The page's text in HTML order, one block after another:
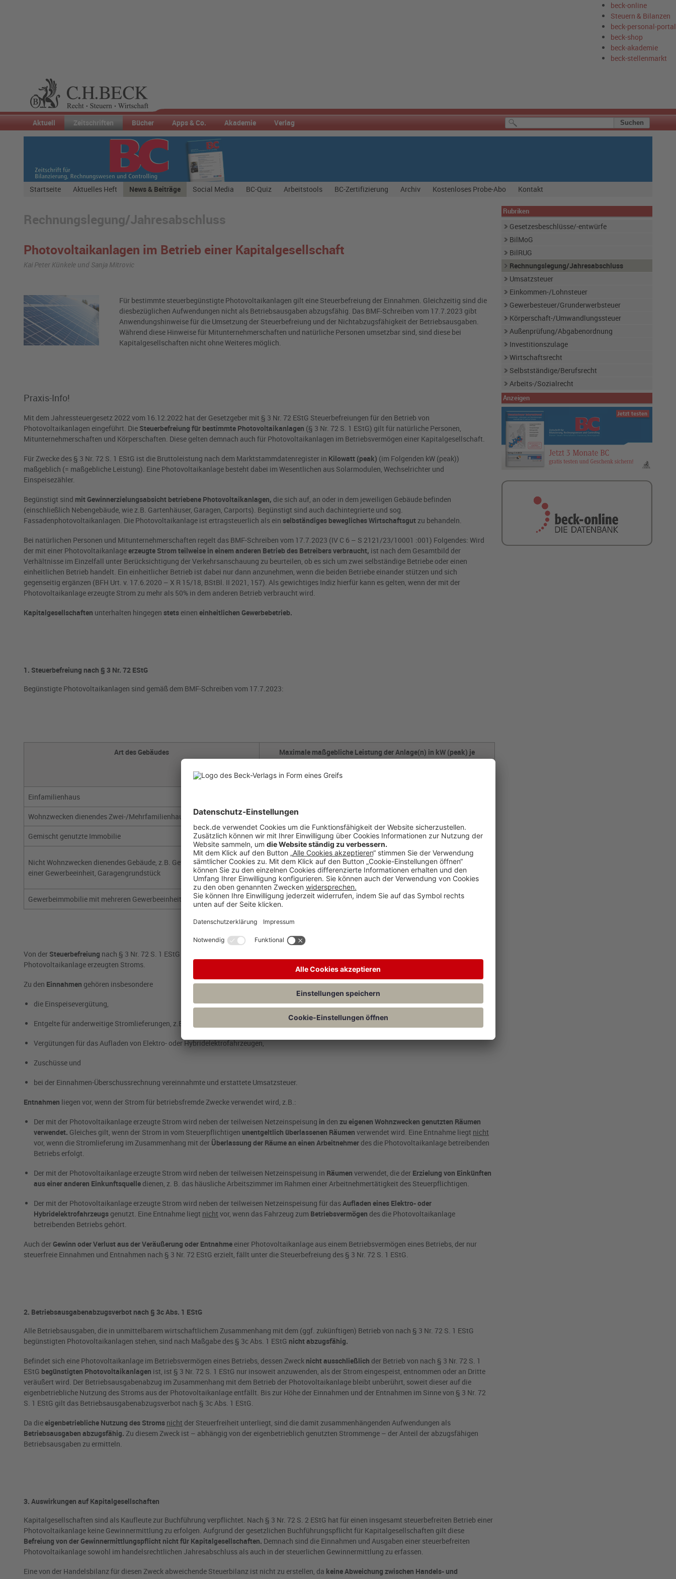
beck-online
Steuern & Bilanzen
beck-personal-portal
beck-shop
beck-akademie
beck-stellenmarkt
Aktuell Zeitschriften Bücher Apps & Co. Akademie Verlag
Startseite Aktuelles Heft News & Beiträge Social Media BC-Quiz Arbeitstools BC-Zertifizierung Archiv Kostenloses Probe-Abo Kontakt
Rechnungslegung/Jahresabschluss
Photovoltaikanlagen im Betrieb einer Kapitalgesellschaft
Kai Peter Künkele und Sanja Mitrovic
Für bestimmte steuerbegünstigte Photovoltaikanlagen gilt eine Steuerbefreiung der Einnahmen. Gleichzeitig sind die
diesbezüglichen Aufwendungen nicht als Betriebsausgaben abzugsfähig. Das BMF-Schreiben vom 17.7.2023 gibt
Anwendungshinweise für die Umsetzung der Steuerbefreiung und der Nichtabzugsfähigkeit der Betriebsausgaben.
Während diese Hinweise für Mitunternehmerschaften und natürliche Personen umsetzbar sind, sind diese bei
Kapitalgesellschaften nicht ohne Weiteres möglich.
Praxis-Info!
Mit dem Jahressteuergesetz 2022 vom 16.12.2022 hat der Gesetzgeber mit § 3 Nr. 72 EStG Steuerbefreiungen für den Betrieb von
Photovoltaikanlagen eingeführt. Die Steuerbefreiung für bestimmte Photovoltaikanlagen (§ 3 Nr. 72 S. 1 EStG) gilt für natürliche Personen,
Mitunternehmerschaften und Körperschaften. Diese gelten demnach auch für Photovoltaikanlagen im Betriebsvermögen einer Kapitalgesellschaft.
Für Zwecke des § 3 Nr. 72 S. 1 EStG ist die Bruttoleistung nach dem Marktstammdatenregister in Kilowatt (peak) (im Folgenden kW (peak))
maßgeblich (= maßgebliche Leistung). Eine Photovoltaikanlage besteht dabei im Wesentlichen aus Solarmodulen, Wechselrichter und
Einspeisezähler.
Begünstigt sind mit Gewinnerzielungsabsicht betriebene Photovoltaikanlagen, die sich auf, an oder in dem jeweiligen Gebäude befinden
(einschließlich Nebengebäude, wie z.B. Gartenhäuser, Garagen, Carports). Begünstigt sind auch dachintegrierte und sog.
Fassadenphotovoltaikanlagen. Die Photovoltaikanlage ist ertragsteuerlich als ein selbständiges bewegliches Wirtschaftsgutzu behandeln.
Bei natürlichen Personen und Mitunternehmerschaften regelt das BMF-Schreiben vom 17.7.2023 (IV C 6 – S 2121/23/10001 :001) Folgendes: Wird
der mit einer Photovoltaikanlageerzeugte Strom teilweise in einem anderen Betrieb des Betreibers verbraucht, ist nach dem Gesamtbild der
Verhältnisse im Einzelfall unter Berücksichtigung der Verkehrsanschauung zu beurteilen, ob es sich um zwei selbständige Betriebe oder einen
einheitlichen Betrieb handelt. Ein einheitlicher Betrieb ist dabei nur dann anzunehmen, wenn die beiden Betriebe einander stützen und sich
gegenseitig ergänzen (BFH Urt. v. 17.6.2020 – X R 15/18, BStBl. II 2021, 157). Als gewichtiges Indiz hierfür kann es gelten, wenn der mit der
Photovoltaikanlage erzeugte Strom zu mehr als 50% in dem anderen Betrieb verbraucht wird.
Kapitalgesellschaften unterhalten hingegen stets einen einheitlichen Gewerbebetrieb.
1. Steuerbefreiung nach § 3 Nr. 72 EStG
Begünstigte Photovoltaikanlagen sind gemäß dem BMF-Schreiben vom 17.7.2023:
Art des Gebäudes
Maximale maßgebliche Leistung der Anlage(n) in kW (peak) je
Einfamilienhaus
Wohnzwecken dienendes Zwei-/Mehrfamilienhaus
Gemischt genutzte Immobilie 15,00 je Wohn-/Gewerbeeinheit
Nicht Wohnzwecken dienendes Gebäude, z.B. Gewerbeimmobilie mit
einer Gewerbeeinheit, Garagengrundstück
30,00
Gewerbeimmobilie mit mehreren Gewerbeeinheiten 15,00 je Gewerbeeinheit
Von der Steuerbefreiung nach § 3 Nr. 72 S. 1 EStG umfasst sind
Photovoltaikanlage erzeugten Stroms.
Zu den Einnahmen gehören insbesondere
die Einspeisevergütung,
Entgelte für anderweitige Stromlieferungen, z.B. an Mieter,
Vergütungen für das Aufladen von Elektro- oder Hybridelektrofahrzeugen,
Zuschüsse und
bei der Einnahmen-Überschussrechnung vereinnahmte und erstattete Umsatzsteuer.
Entnahmen liegen vor, wenn der Strom für betriebsfremde Zwecke verwendet wird, z.B.:
Der mit der Photovoltaikanlage erzeugte Strom wird neben der teilweisen Netzeinspeisung in den zu eigenen Wohnzwecken genutzten Räumen
verwendet. Gleiches gilt, wenn der Strom in vom Steuerpflichtigen unentgeltlich überlassenen Räumen verwendet wird. Eine Entnahme liegt nicht
vor, wenn die Stromlieferung im Zusammenhang mit der Überlassung der Räume an einen Arbeitnehmer des die Photovoltaikanlage betreibenden
Betriebs erfolgt.
Der mit der Photovoltaikanlage erzeugte Strom wird neben der teilweisen Netzeinspeisung in Räumen verwendet, die der Erzielung von Einkünften
aus einer anderen Einkunftsquelle dienen, z. B. das häusliche Arbeitszimmer im Rahmen einer Arbeitnehmertätigkeit des Steuerpflichtigen.
Der mit der Photovoltaikanlage erzeugte Strom wird neben der teilweisen Netzeinspeisung für dasAufladen eines Elektro- oder
Hybridelektrofahrzeugs genutzt. Eine Entnahme liegt nicht vor, wenn das Fahrzeug zum Betriebsvermögen des die Photovoltaikanlage
betreibenden Betriebs gehört.
Auch der Gewinn oder Verlust aus derVeräußerung oder Entnahme einer Photovoltaikanlage aus einem Betriebsvermögen eines Betriebs, der nur
steuerfreie Einnahmen und Entnahmen nach § 3 Nr. 72 EStG erzielt, fällt unter die Steuerbefreiung des § 3 Nr. 72 S. 1 EStG.
2. Betriebsausgabenabzugsverbot nach § 3c Abs. 1 EStG
Alle Betriebsausgaben, die in unmittelbarem wirtschaftlichem Zusammenhang mit dem (ggf. zukünftigen) Betrieb von nach § 3 Nr. 72 S. 1 EStG
begünstigten Photovoltaikanlagen stehen, sind nach Maßgabe des § 3c Abs. 1 EStG nicht abzugsfähig.
Befindet sich eine Photovoltaikanlage im Betriebsvermögen eines Betriebs, dessen Zweck nicht ausschließlich der Betrieb von nach § 3 Nr. 72 S. 1
EStG begünstigten Photovoltaikanlagen ist, ist § 3 Nr. 72 S. 1 EStG nur insoweit anzuwenden, als der Strom eingespeist, entnommen oder an Dritte
veräußert wird. Der Betriebsausgabenabzug im Zusammenhang mit dem Betrieb der Photovoltaikanlage bleibt unberührt, soweit dieser auf die
eigenbetriebliche Nutzung des Stroms aus der Photovoltaikanlage entfällt. Bis zur Höhe der Einnahmen und der Entnahmen im Sinne von § 3 Nr. 72
S. 1 EStG gilt das Betriebsausgabenabzugsverbot nach § 3c Abs. 1 EStG.
Da dieeigenbetriebliche Nutzung des Stroms nicht der Steuerfreiheit unterliegt, sind die damit zusammenhängenden Aufwendungen als
Betriebsausgaben abzugsfähig. Zu diesem Zweck ist – abhängig von der eigenbetrieblich genutzten Strommenge – der Anteil der abzugsfähigen
Betriebsausgaben zu ermitteln.
3. Auswirkungen auf Kapitalgesellschaften
Kapitalgesellschaften sind als Kaufleute zur Buchführung verpflichtet. Nach § 3 Nr. 72 S. 2 EStG hat für einen insgesamt steuerbefreiten Betrieb einer
Photovoltaikanlage keine Gewinnermittlung zu erfolgen. Aufgrund der gesetzlichen Buchführungspflicht für Kapitalgesellschaften gilt diese
Befreiung von der Gewinnermittlungspflicht nicht für Kapitalgesellschaften. Demnach sind die Einnahmen und Ausgaben einer steuerbefreiten
Photovoltaikanlage sowohl im handelsrechtlichen Jahresabschluss als auch in der steuerlichen Gewinnermittlung zu erfassen.
Eine von der Handelsbilanz für diesen Zweck abweichende Steuerbilanz ist nicht zu erstellen, da keine Abweichung zwischen Handels- und
Rubriken
Gesetzesbeschlüsse/-entwürfe
BilMoG
BilRUG
Rechnungslegung/Jahresabschluss
Umsatzsteuer
Einkommen-/Lohnsteuer
Gewerbesteuer/Grunderwerbsteuer
Körperschaft-/Umwandlungssteuer
Außenprüfung/Abgabenordnung
Investitionszulage
Wirtschaftsrecht
Selbstständige/Berufsrecht
Arbeits-/Sozialrecht
Anzeigen